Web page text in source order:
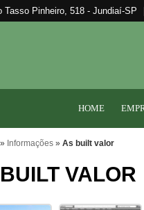
Tasso Pinheiro, 518 - Jundiaí-SP
HOME
» Informações » As built valor
VALOR